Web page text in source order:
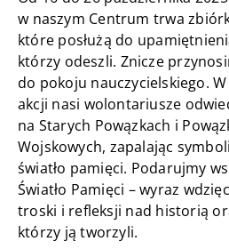
w naszym Centrum trwa
które posłużą do
którzy odeszli. Znicze
do pokoju nauczycielskiego.
akcji nasi wolontariusze
na Starych Powązkach i
Wojskowych, zapalając
światło pamięci. Podarujmy
Światło Pamięci – wyraz
troski i refleksji nad historią
którzy ją tworzyli.